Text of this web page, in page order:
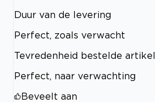
Duur van de levering
Perfect, zoals verwacht
Tevredenheid bestelde artikel
Perfect, naar verwachting
Beveelt aan